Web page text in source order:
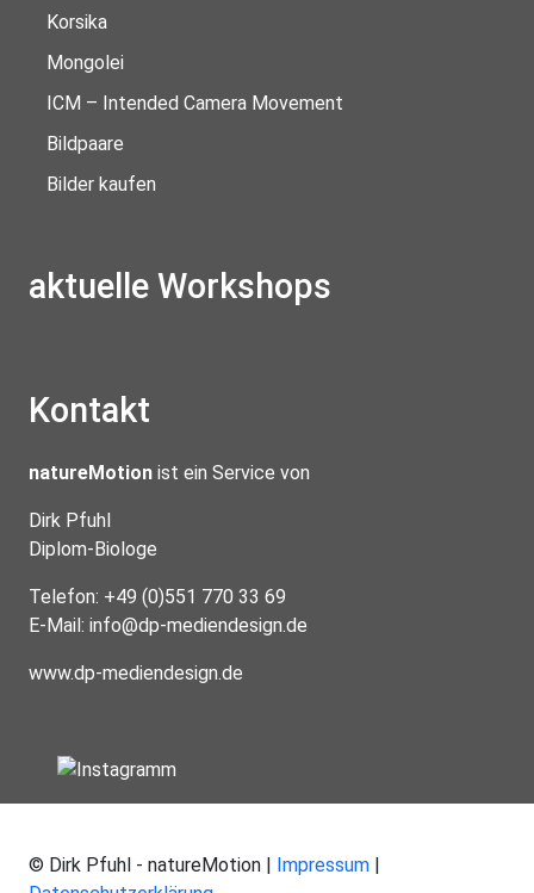
Korsika
Mongolei
ICM – Intended Camera Movement
Bildpaare
Bilder kaufen
aktuelle Workshops
Kontakt
natureMotion ist ein Service von
Dirk Pfuhl
Diplom-Biologe
Telefon: +49 (0)551 770 33 69
E-Mail: info@dp-mediendesign.de
www.dp-mediendesign.de
© Dirk Pfuhl - natureMotion | Impressum |